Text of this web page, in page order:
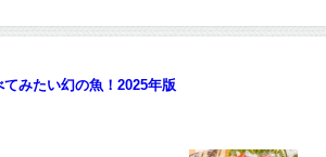
てみたい幻の魚！2025年版